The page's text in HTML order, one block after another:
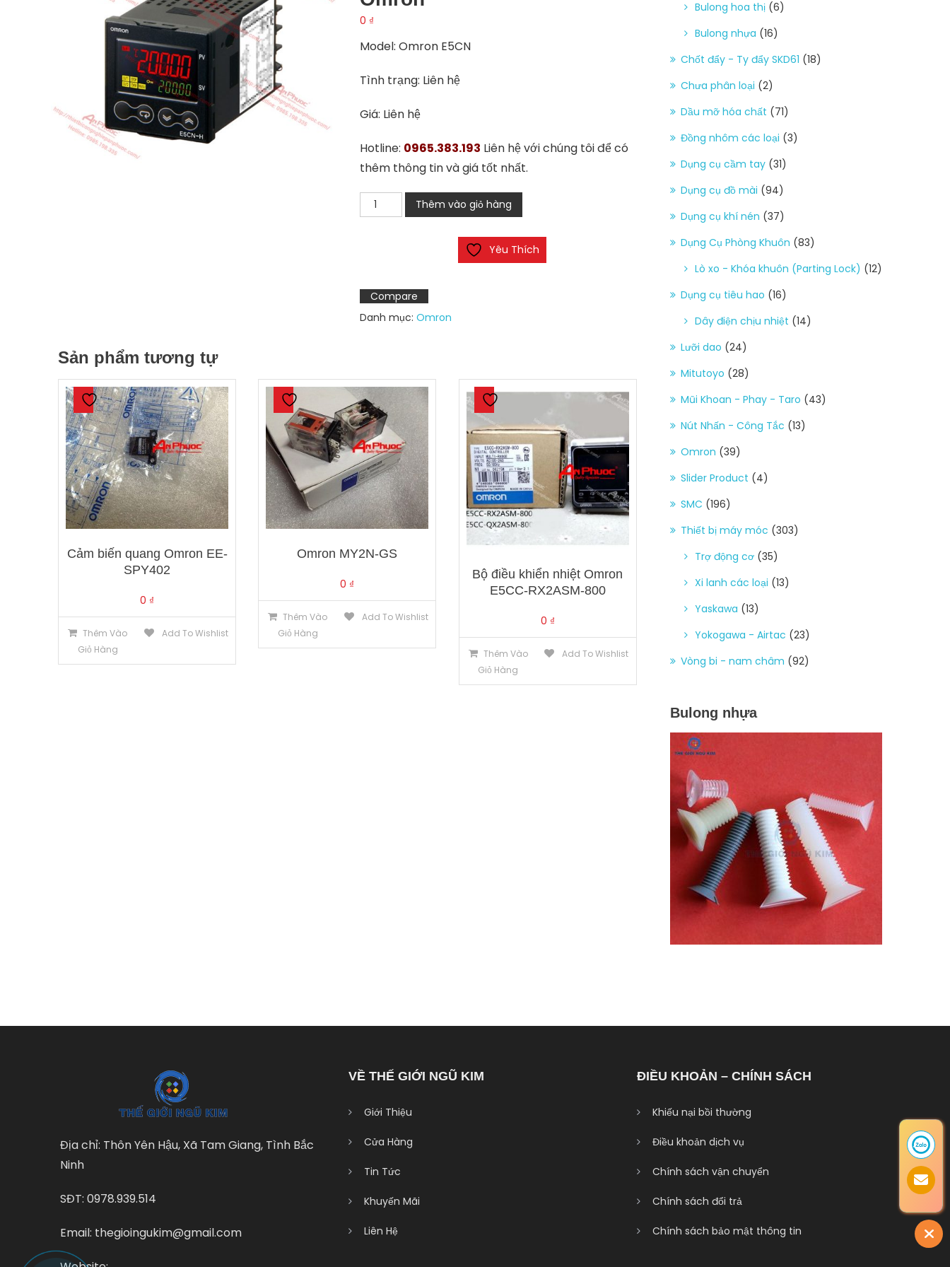
0 ₫
Model: Omron E5CN
Tình trạng: Liên hệ
Giá: Liên hệ
Hotline: 0965.383.193 Liên hệ với chúng tôi để có
thêm thông tin và giá tốt nhất.
Điều
khiển
Omron
số
lượng
Thêm vào giỏ hàng
Yêu Thích
Compare
Danh mục: Omron
Sản phẩm tương tự
Cảm biến quang Omron EE-
SPY402
0 ₫
Thêm Vào
Giỏ Hàng
Add To Wishlist
Omron MY2N-GS
0 ₫
Thêm Vào
Giỏ Hàng
Add To Wishlist
Bộ điều khiển nhiệt Omron
E5CC-RX2ASM-800
0 ₫
Thêm Vào
Giỏ Hàng
Add To Wishlist
Bulong hoa thị (6)
Bulong nhựa (16)
Chốt đẩy - Ty đẩy SKD61 (18)
Chưa phân loại (2)
Dầu mỡ hóa chất (71)
Đồng nhôm các loại (3)
Dụng cụ cầm tay (31)
Dụng cụ đồ mài (94)
Dụng cụ khí nén (37)
Dụng Cụ Phòng Khuôn (83)
Lò xo - Khóa khuôn (Parting Lock) (12)
Dụng cụ tiêu hao (16)
Dây điện chịu nhiệt (14)
Lưỡi dao (24)
Mitutoyo (28)
Mũi Khoan - Phay - Taro (43)
Nút Nhấn - Công Tắc (13)
Omron (39)
Slider Product (4)
SMC (196)
Thiết bị máy móc (303)
Trợ động cơ (35)
Xi lanh các loại (13)
Yaskawa (13)
Yokogawa - Airtac (23)
Vòng bi - nam châm (92)
Bulong nhựa
Địa chỉ: Thôn Yên Hậu, Xã Tam Giang, Tình Bắc
Ninh
SĐT: 0978.939.514
Email: thegioingukim@gmail.com
VỀ THẾ GIỚI NGŨ KIM
Giới Thiệu
Cửa Hàng
Tin Tức
Khuyến Mãi
Liên Hệ
ĐIỀU KHOẢN – CHÍNH SÁCH
Khiếu nại bồi thường
Điều khoản dịch vụ
Chính sách vận chuyển
Chính sách đổi trả
Chính sách bảo mật thông tin